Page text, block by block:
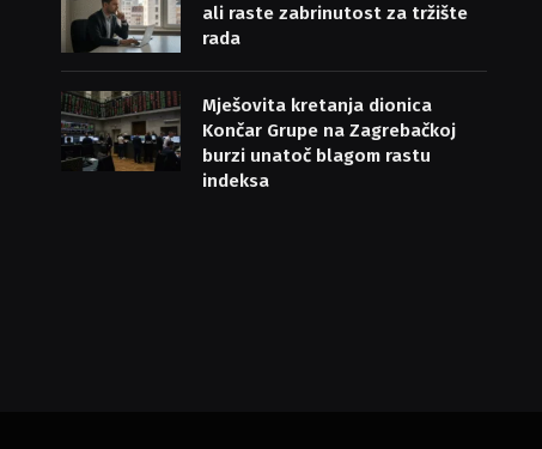
ali raste zabrinutost za tržište
rada
Mješovita kretanja dionica
Končar Grupe na Zagrebačkoj
burzi unatoč blagom rastu
indeksa